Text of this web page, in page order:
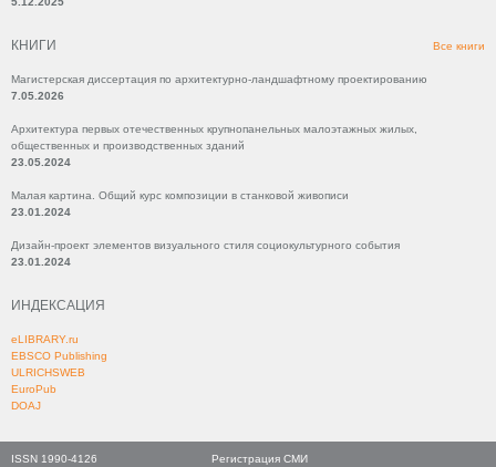
КНИГИ Все книги
Магистерская диссертация по архитектурно-ландшафтному проектированию
7.05.2026
Архитектура первых отечественных крупнопанельных малоэтажных жилых,
общественных и производственных зданий
23.05.2024
Малая картина. Общий курс композиции в станковой живописи
23.01.2024
Дизайн-проект элементов визуального стиля социокультурного события
23.01.2024
ИНДЕКСАЦИЯ
eLIBRARY.ru
EBSCO Publishing
ULRICHSWEB
EuroPub
DOAJ
ISSN 1990-4126
Регистрация СМИ